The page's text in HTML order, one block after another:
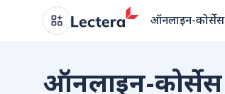
ऑनलाइन-कोर्सेस
ऑनलाइन-कोर्सेस